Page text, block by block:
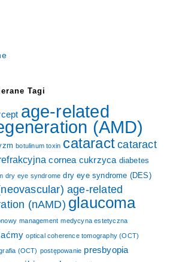
Tagi
age-related
(AMD)
botulinum toxin cataract cataract
cornea cukrzyca diabetes
dry eye syndrome dry eye syndrome (DES)
age-related
(nAMD) glaucoma
management medycyna estetyczna
optical coherence tomography (OCT)
(OCT) postępowanie presbyopia